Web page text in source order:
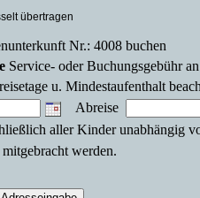
übertragen
Nr.: 4008 buchen
Service- oder Buchungsgebühr
u. Mindestaufenthalt
Abreise
aller Kinder unabhängig
werden.